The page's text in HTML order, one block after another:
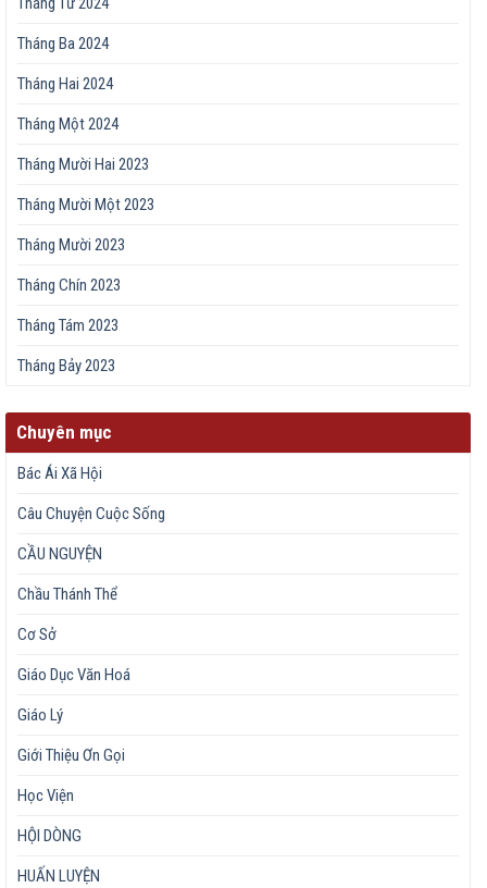
Tháng Ba 2024
Tháng Hai 2024
Tháng Một 2024
Tháng Mười Hai 2023
Tháng Mười Một 2023
Tháng Mười 2023
Tháng Chín 2023
Tháng Tám 2023
Tháng Bảy 2023
Chuyên mục
Bác Ái Xã Hội
Câu Chuyện Cuộc Sống
CẦU NGUYỆN
Chầu Thánh Thể
Cơ Sở
Giáo Dục Văn Hoá
Giáo Lý
Giới Thiệu Ơn Gọi
Học Viện
HỘI DÒNG
HUẤN LUYỆN